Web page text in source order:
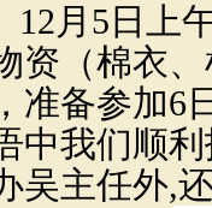
月 5 日 上
资（棉衣
准备参加6
中我们顺
吴主任外,